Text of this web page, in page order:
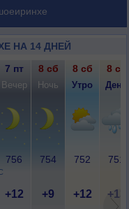
НА 14 ДНЕЙ
7 пт 8 сб 8 сб 8 сб
Вечер Ночь Утро День
756 754 752 751
+12 +9 +12 +13